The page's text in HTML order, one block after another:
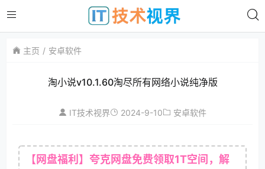
主页 安卓软件
淘小说v10.1.60淘尽所有网络小说纯净版
IT技术视界 2024-9-10 安卓软件
【网盘福利】夸克网盘免费领取1T空间，解